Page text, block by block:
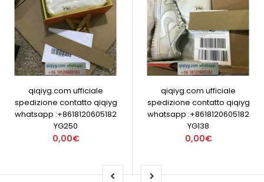
qiqiyg.com ufficiale
spedizione contatto qiqiyg
whatsapp :+8618120605182
YG250
0,00€
qiqiyg.com ufficiale
spedizione contatto qiqiyg
whatsapp :+8618120605182
YG138
0,00€